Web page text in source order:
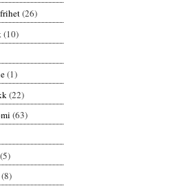
(26)
(10)
(1)
(22)
(63)
(5)
(8)